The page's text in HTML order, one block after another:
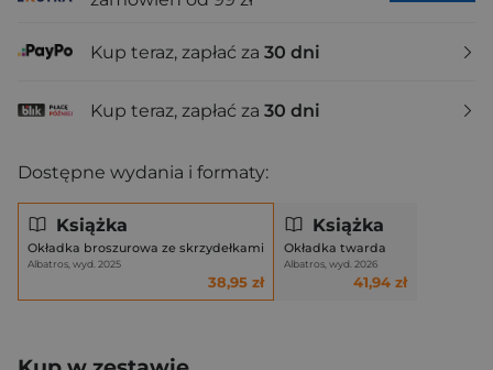
Kup teraz, zapłać za 30 dni
Kup teraz, zapłać za 30 dni
Dostępne wydania i formaty:
Książka
Okładka broszurowa ze skrzydełkami
Albatros, wyd. 2025
38,95 zł
Książka
Okładka twarda
Albatros, wyd. 2026
41,94 zł